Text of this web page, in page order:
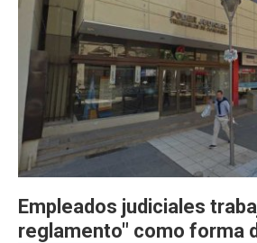
Empleados judiciales
reglamento" como forma